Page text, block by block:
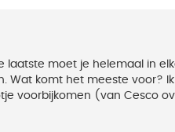
laatste moet je helemaal in
Wat komt het meeste voor?
voorbijkomen (van Cesco